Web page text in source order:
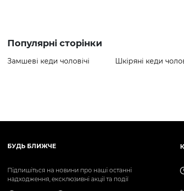
Популярні сторінки
Замшеві кеди чоловічі Шкіряні кеди
БУДЬ БЛИЖЧЕ
Підпишіться на новини про наші останні
надходження, ексклюзивні акції та події